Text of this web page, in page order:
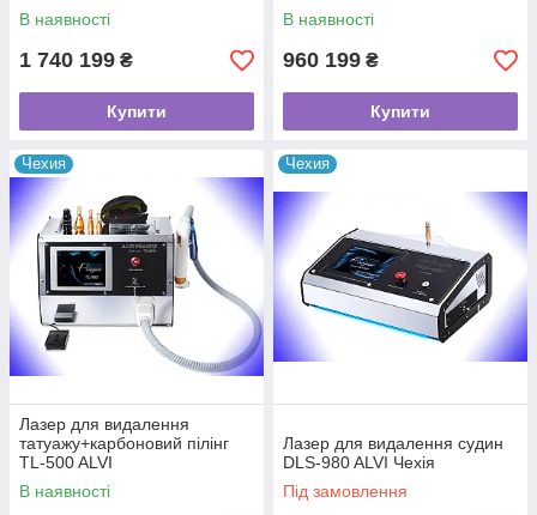
Prague
В наявності
1 740 199 ₴
Купити
В наявності
960 199 ₴
Купити
Чехия
Лазер для видалення
татуажу+карбоновий пілінг
TL-500 ALVI
В наявності
Чехия
Лазер для видалення судин
DLS-980 ALVI Чехія
Під замовлення